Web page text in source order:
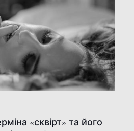
«сквірт» та його